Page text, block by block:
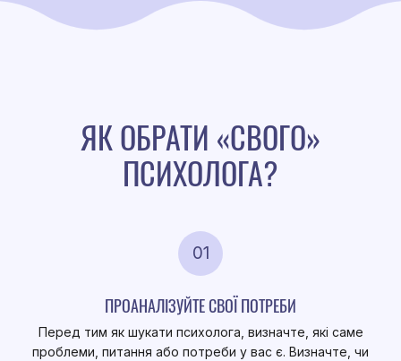
ЯК ОБРАТИ «СВОГО»
ПСИХОЛОГА?
01
ПРОАНАЛІЗУЙТЕ СВОЇ ПОТРЕБИ
Перед тим як шукати психолога, визначте, які саме
проблеми, питання або потреби у вас є. Визначте, чи